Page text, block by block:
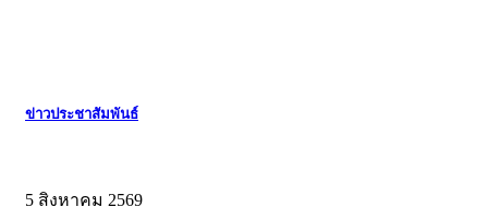
ข่าวประชาสัมพันธ์
5 สิงหาคม 2569